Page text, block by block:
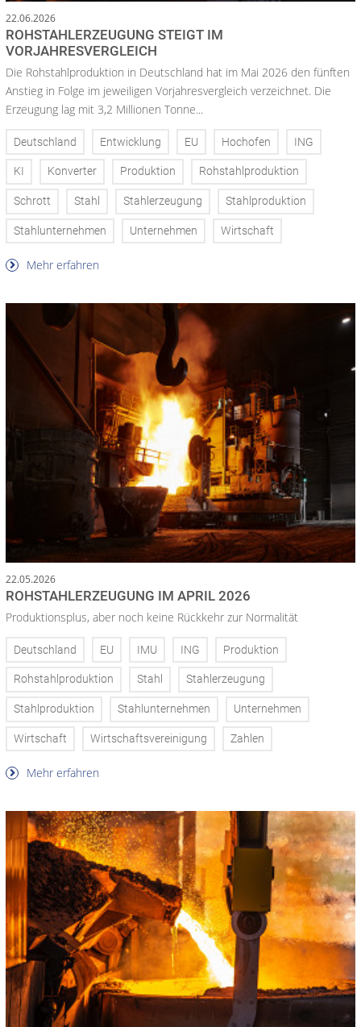
22.06.2026
ROHSTAHLERZEUGUNG STEIGT IM
VORJAHRESVERGLEICH
Die Rohstahlproduktion in Deutschland hat im Mai 2026 den fünften
Anstieg in Folge im jeweiligen Vorjahresvergleich verzeichnet. Die
Erzeugung lag mit 3,2 Millionen Tonne...
Deutschland Entwicklung EU Hochofen ING
KI Konverter Produktion Rohstahlproduktion
Schrott Stahl Stahlerzeugung Stahlproduktion
Stahlunternehmen Unternehmen Wirtschaft
Mehr erfahren
22.05.2026
ROHSTAHLERZEUGUNG IM APRIL 2026
Produktionsplus, aber noch keine Rückkehr zur Normalität
Deutschland EU IMU ING Produktion
Rohstahlproduktion Stahl Stahlerzeugung
Stahlproduktion Stahlunternehmen Unternehmen
Wirtschaft Wirtschaftsvereinigung Zahlen
Mehr erfahren